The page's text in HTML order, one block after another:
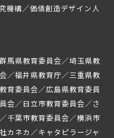
機構／価値創造デザイン人
馬県教育委員会／埼玉県教
／福井県教育庁／三重県教
育委員会／広島県教育委員
会／日立市教育委員会／さ
千葉市教育委員会／横浜市
カネカ／キャタピラージャ